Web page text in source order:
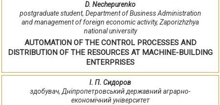
D. Nechepurenko
postgraduate student, Department of Business Administration
and management of foreign economic activity, Zaporizhzhya
national university
AUTOMATION OF THE CONTROL PROCESSES AND
DISTRIBUTION OF THE RESOURCES AT MACHINE-BUILDING
ENTERPRISES
І. П. Сидоров
здобувач, Дніпропетровський державний аграрно-
економічний університет